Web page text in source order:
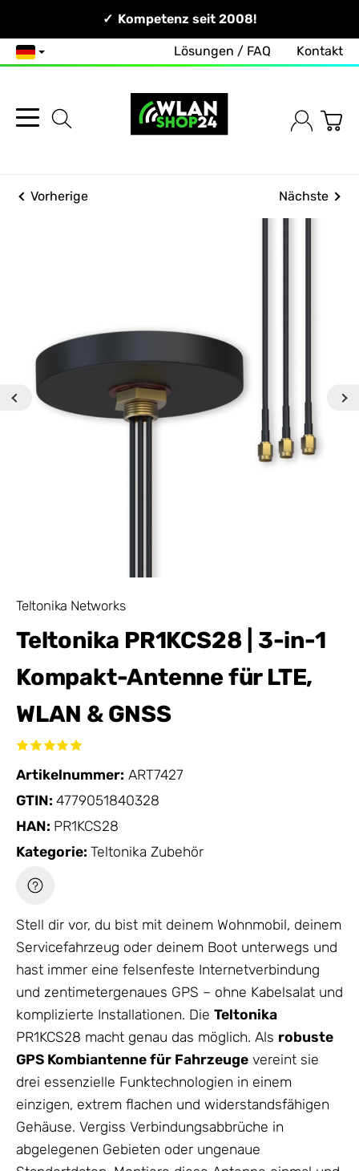
Persönlich & Erreichbar!Kompetenz seit 2008!
Deutsch Lösungen / FAQ Kontakt
Vorherige Nächste
Teltonika Networks
Teltonika PR1KCS28 | 3-in-1
Kompakt-Antenne für LTE,
WLAN & GNSS
Artikelnummer: ART7427
GTIN: 4779051840328
HAN: PR1KCS28
Kategorie: Teltonika Zubehör
Stell dir vor, du bist mit deinem Wohnmobil, deinem
Servicefahrzeug oder deinem Boot unterwegs und
hast immer eine felsenfeste Internetverbindung
und zentimetergenaues GPS – ohne Kabelsalat und
komplizierte Installationen. Die Teltonika
PR1KCS28 macht genau das möglich. Als robuste
GPS Kombiantenne für Fahrzeuge vereint sie
drei essenzielle Funktechnologien in einem
einzigen, extrem flachen und widerstandsfähigen
Gehäuse. Vergiss Verbindungsabbrüche in
abgelegenen Gebieten oder ungenaue